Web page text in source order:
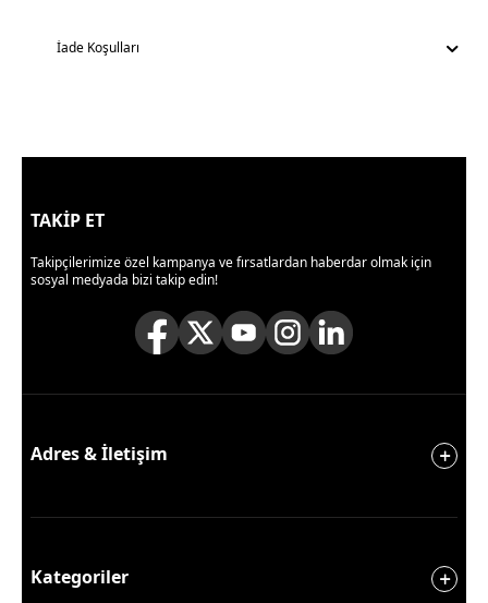
İade Koşulları
TAKİP ET
Takipçilerimize özel kampanya ve fırsatlardan haberdar olmak için
sosyal medyada bizi takip edin!
Adres & İletişim
Kategoriler